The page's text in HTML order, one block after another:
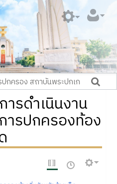
รดำเนินงาน
ารปกครองท้อง